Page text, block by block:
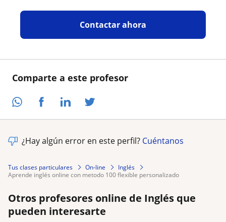
Comparte a este profesor
Contactar ahora
¿Hay algún error en este perfil? Cuéntanos
Tus clases particulares On-line
Inglés
aprende inglés online con metodo 100 flexible personalizado
Otros profesores online de Inglés que
pueden interesarte